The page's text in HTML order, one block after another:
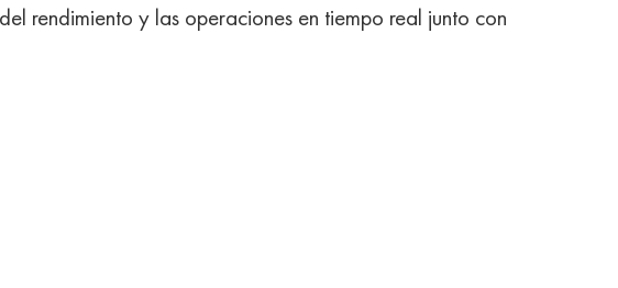
rendimiento y las operaciones en tiempo real junto con